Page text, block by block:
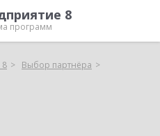
8
программ
8
Выбор партнёра